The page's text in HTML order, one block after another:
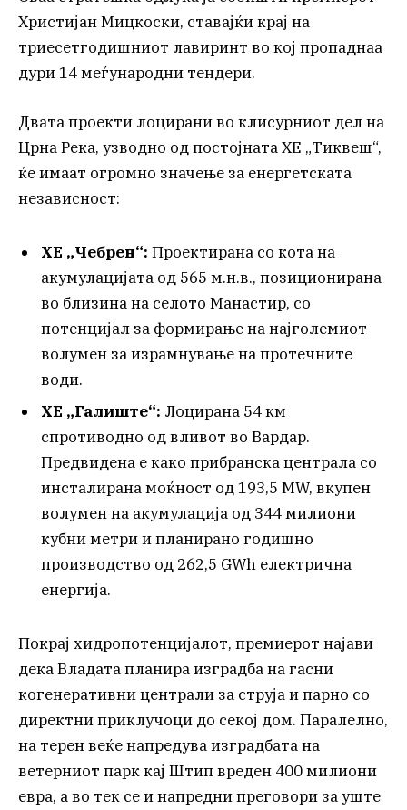
Христијан Мицкоски, ставајќи крај на
триесетгодишниот лавиринт во кој пропаднаа
дури 14 меѓународни тендери.
Двата проекти лоцирани во клисурниот дел на
Црна Река, узводно од постојната ХЕ „Тиквеш“,
ќе имаат огромно значење за енергетската
независност:
ХЕ „Чебрен“: Проектирана со кота на
акумулацијата од 565 м.н.в., позиционирана
во близина на селото Манастир, со
потенцијал за формирање на најголемиот
волумен за израмнување на протечните
води.
ХЕ „Галиште“: Лоцирана 54 км
спротиводно од вливот во Вардар.
Предвидена е како прибранска централа со
инсталирана моќност од 193,5 MW, вкупен
волумен на акумулација од 344 милиони
кубни метри и планирано годишно
производство од 262,5 GWh електрична
енергија.
Покрај хидропотенцијалот, премиерот најави
дека Владата планира изградба на гасни
когенеративни централи за струја и парно со
директни приклучоци до секој дом. Паралелно,
на терен веќе напредува изградбата на
ветерниот парк кај Штип вреден 400 милиони
евра, а во тек се и напредни преговори за уште